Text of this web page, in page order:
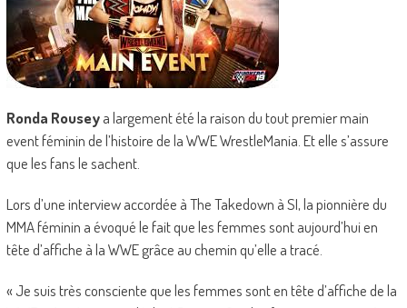
Ronda Rouseya largement été la raison du tout premier main
event féminin de l’histoire de la WWE WrestleMania. Et elle s’assure
que les fans le sachent.
Lors d’une interview accordée à The Takedown à SI, la pionnière du
MMA féminin a évoqué le fait que les femmes sont aujourd’hui en
tête d’affiche à la WWE grâce au chemin qu’elle a tracé.
« Je suis très consciente que les femmes sont en tête d’affiche de la